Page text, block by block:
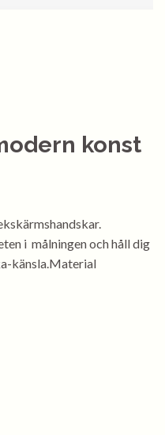
konst
i målningen och håll dig
känsla.Material